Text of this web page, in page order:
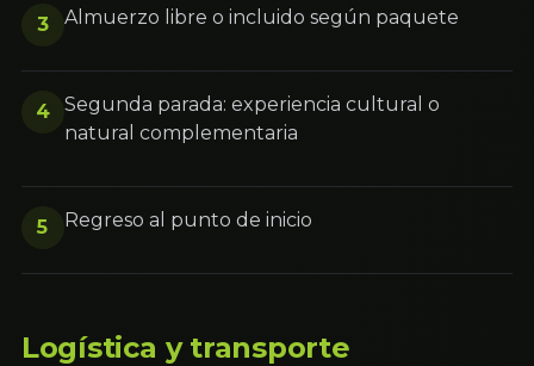
3 Almuerzo libre o incluido según paquete
4
Segunda parada: experiencia cultural o
natural complementaria
5 Regreso al punto de inicio
Logística y transporte